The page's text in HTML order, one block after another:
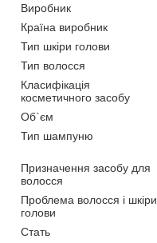
Виробник
Країна виробник
Тип шкіри голови
Тип волосся
Класифікація
косметичного засобу
Об`єм
Тип шампуню
Призначення засобу для
волосся
Проблема волосся і шкіри
голови
Стать